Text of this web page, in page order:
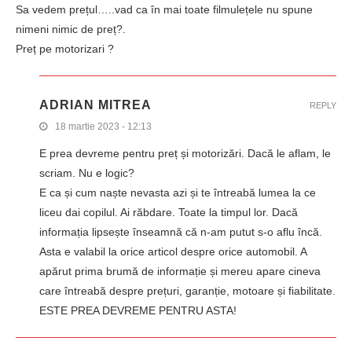
Sa vedem prețul…..vad ca în mai toate filmulețele nu spune
nimeni nimic de preț?.
Preț pe motorizari ?
ADRIAN MITREA
18 martie 2023 - 12:13
E prea devreme pentru preț și motorizări. Dacă le aflam, le
scriam. Nu e logic?
E ca și cum naște nevasta azi și te întreabă lumea la ce
liceu dai copilul. Ai răbdare. Toate la timpul lor. Dacă
informația lipsește înseamnă că n-am putut s-o aflu încă.
Asta e valabil la orice articol despre orice automobil. A
apărut prima brumă de informație și mereu apare cineva
care întreabă despre prețuri, garanție, motoare și fiabilitate.
ESTE PREA DEVREME PENTRU ASTA!
REPLY